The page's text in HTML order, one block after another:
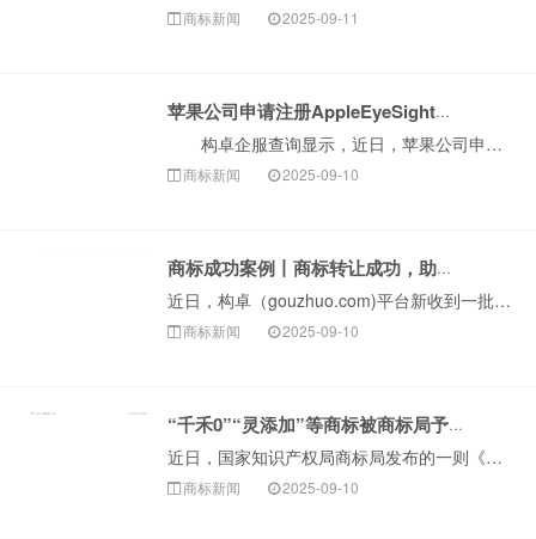
商标新闻 2025-09-11
苹果公司申请注册AppleEyeSight商标
构卓企服查询显示，近日，苹果公司申请注册一枚“APPLE EYESIGHT”商标，国际分类为科学仪器，当前商标状态为等待实质审查。 公开信息显示···
商标新闻 2025-09-10
商标成功案例丨商标转让成功，助力企业快速获品牌资产
近日，构卓（gouzhuo.com)平台新收到一批国家知识产权局商标局下发的《商标转让证明》，成功促成数十件优质商标完成转让。这些成功转让的商标资源涵···
商标新闻 2025-09-10
“千禾0”“灵添加”等商标被商标局予以无效！
近日，国家知识产权局商标局发布的一则《注册商标宣告无效公告》显示，沈阳某美容公司申请的“灵添加”商标被正式宣告无效。看到&ld···
商标新闻 2025-09-10